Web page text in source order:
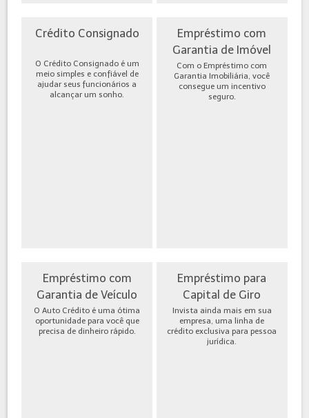
Crédito Consignado
O Crédito Consignado é um
meio simples e confiável de
ajudar seus funcionários a
alcançar um sonho.
Empréstimo com
Garantia de Imóvel
Com o Empréstimo com
Garantia Imobiliária, você
consegue um incentivo
seguro.
Empréstimo com
Garantia de Veículo
O Auto Crédito é uma ótima
oportunidade para você que
precisa de dinheiro rápido.
Empréstimo para
Capital de Giro
Invista ainda mais em sua
empresa, uma linha de
crédito exclusiva para pessoa
jurídica.